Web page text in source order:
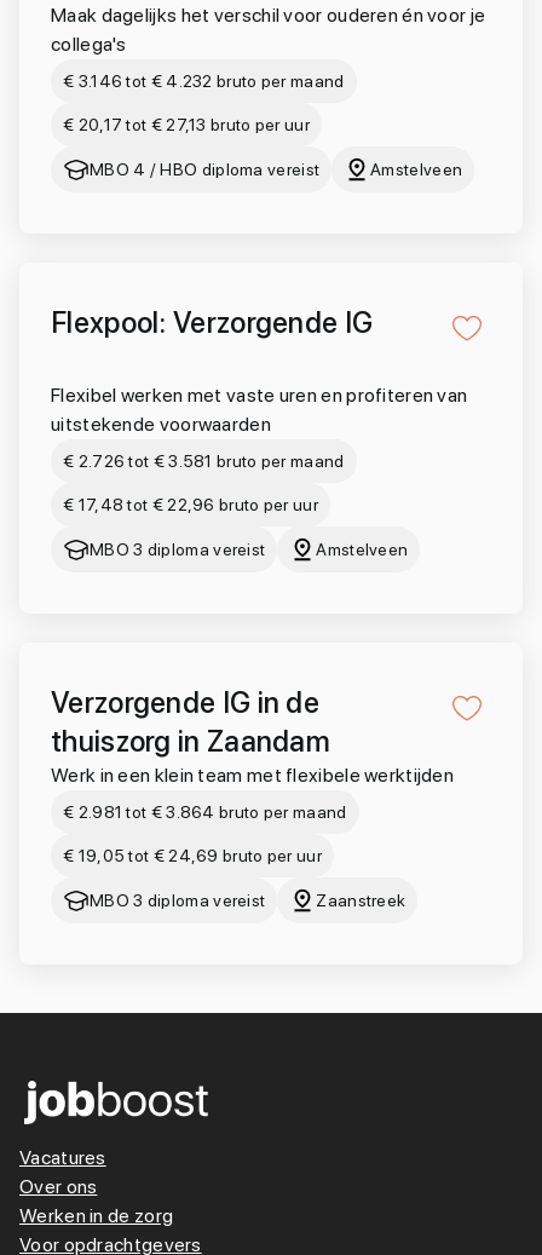
Maak dagelijks het verschil voor ouderen én voor je
collega's
€ 3.146 tot € 4.232 bruto per maand
€ 20,17 tot € 27,13 bruto per uur
MBO 4 / HBO diploma vereist Amstelveen
Flexpool: Verzorgende IG
Flexibel werken met vaste uren en profiteren van
uitstekende voorwaarden
€ 2.726 tot € 3.581 bruto per maand
€ 17,48 tot € 22,96 bruto per uur
MBO 3 diploma vereist Amstelveen
Verzorgende IG in de
thuiszorg in Zaandam
Werk in een klein team met flexibele werktijden
€ 2.981 tot € 3.864 bruto per maand
€ 19,05 tot € 24,69 bruto per uur
MBO 3 diploma vereist Zaanstreek
Vacatures
Over ons
Werken in de zorg
Voor opdrachtgevers